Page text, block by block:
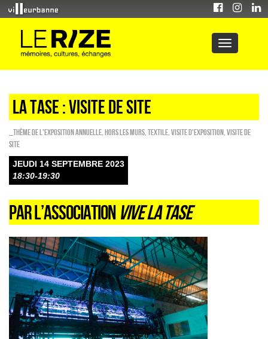
LA TASE : Visite de site
_Thème de l'exposition annuelle HORS LES MURS Textile Visite d'exposition Visite de
site
JEUDI 14 SEPTEMBRE 2023
18:30-19:30
PAR L’ASSOCIATION VIVE LA TASE